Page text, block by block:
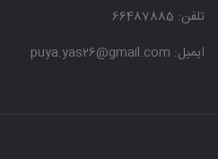
تلفن: 66487885
ایمیل: puya.yas26@gmail.com